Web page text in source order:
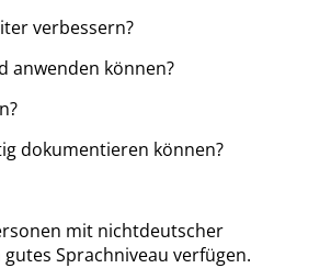
verbessern?
anwenden können?
dokumentieren können?
mit nichtdeutscher
Sprachniveau verfügen.